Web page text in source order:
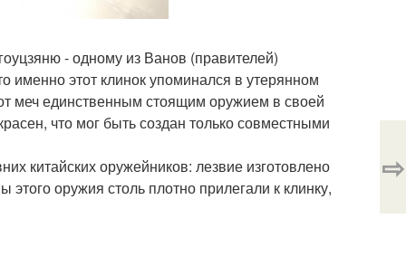
- одному из Ванов (правителей)
именно этот клинок упоминался в утерянном
меч единственным стоящим оружием в своей
что мог быть создан только совместными
китайских оружейников: лезвие изготовлено
оружия столь плотно прилегали к клинку,
⇨